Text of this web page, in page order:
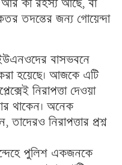
আর কী রহস্য আছে, বা
তদন্তের জন্য গোয়েন্দা
ইউএনওদের বাসভবনে
হয়েছে। আজকে এটি
নিরাপত্তা দেওয়া
থাকেন। অনেক
নিরাপত্তার প্রশ্ন
পুলিশ একজনকে